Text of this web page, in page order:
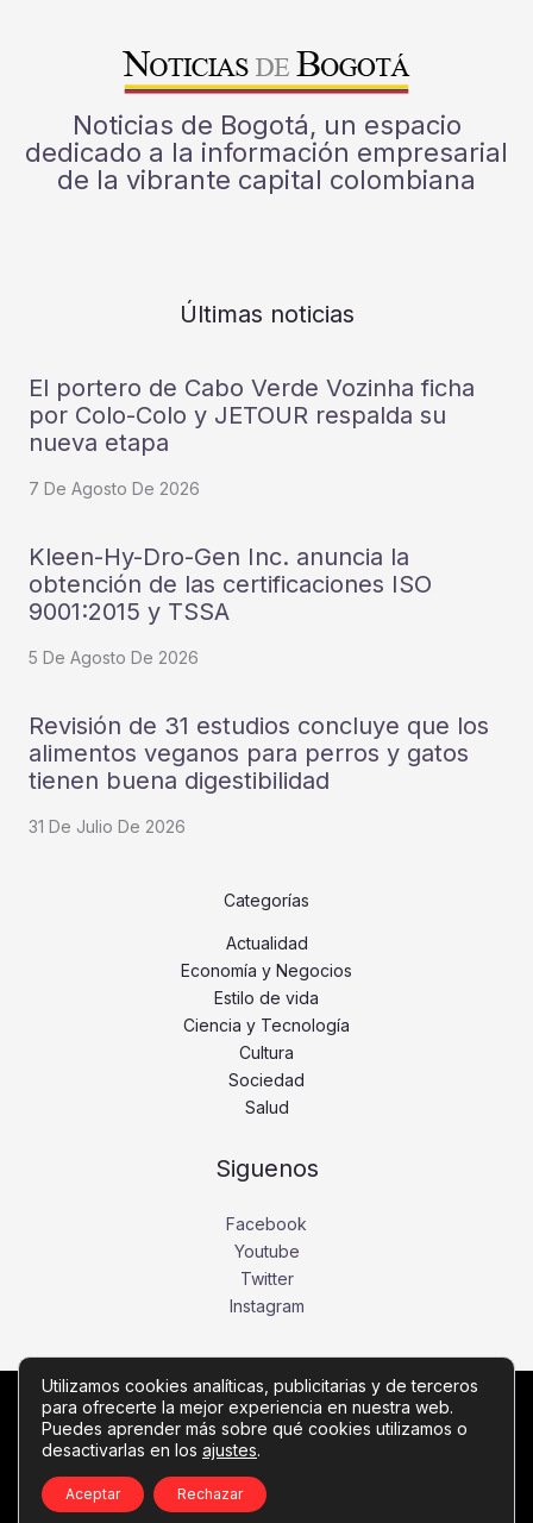
Noticias de Bogotá, un espacio
dedicado a la información empresarial
de la vibrante capital colombiana
Últimas noticias
El portero de Cabo Verde Vozinha ficha
por Colo-Colo y JETOUR respalda su
nueva etapa
7 De Agosto De 2026
Kleen-Hy-Dro-Gen Inc. anuncia la
obtención de las certificaciones ISO
9001:2015 y TSSA
5 De Agosto De 2026
Revisión de 31 estudios concluye que los
alimentos veganos para perros y gatos
tienen buena digestibilidad
31 De Julio De 2026
Categorías
Actualidad
Economía y Negocios
Estilo de vida
Ciencia y Tecnología
Cultura
Sociedad
Salud
Siguenos
Facebook
Youtube
Twitter
Instagram
Copyright © Todos los derechos reservados -
noticiasdebogota.com
Política de privacidad-Política de cookies
Utilizamos cookies analíticas, publicitarias y de terceros
para ofrecerte la mejor experiencia en nuestra web.
Puedes aprender más sobre qué cookies utilizamos o
desactivarlas en los ajustes.
Aceptar Rechazar